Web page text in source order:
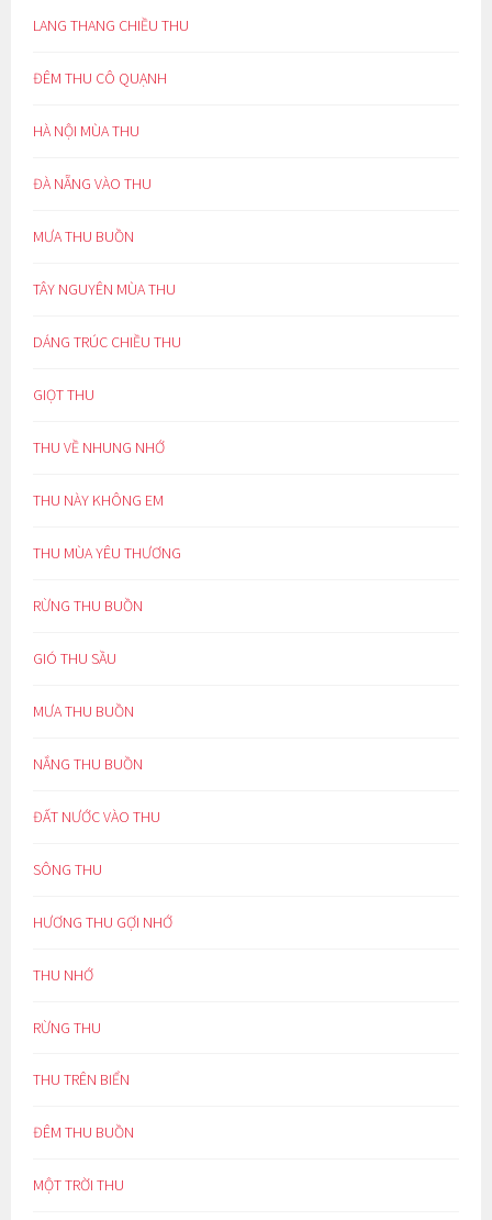
LANG THANG CHIỀU THU
ĐÊM THU CÔ QUẠNH
HÀ NỘI MÙA THU
ĐÀ NẴNG VÀO THU
MƯA THU BUỒN
TÂY NGUYÊN MÙA THU
DÁNG TRÚC CHIỀU THU
GIỌT THU
THU VỀ NHUNG NHỚ
THU NÀY KHÔNG EM
THU MÙA YÊU THƯƠNG
RỪNG THU BUỒN
GIÓ THU SẦU
MƯA THU BUỒN
NẮNG THU BUỒN
ĐẤT NƯỚC VÀO THU
SÔNG THU
HƯƠNG THU GỢI NHỚ
THU NHỚ
RỪNG THU
THU TRÊN BIỂN
ĐÊM THU BUỒN
MỘT TRỜI THU